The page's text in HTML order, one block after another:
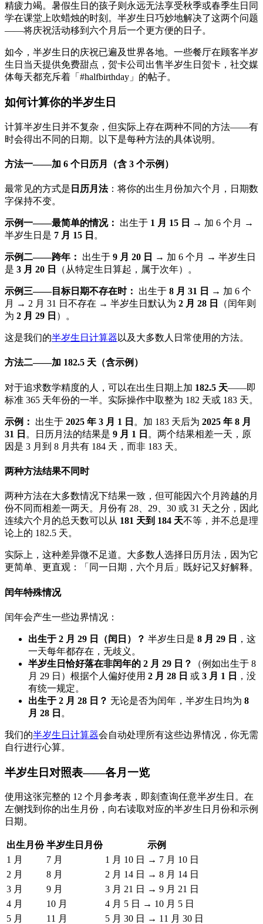
精疲力竭。暑假生日的孩子则永远无法享受秋季或春季生日同
学在课堂上吹蜡烛的时刻。半岁生日巧妙地解决了这两个问题
——将庆祝活动移到六个月后一个更方便的日子。
如今，半岁生日的庆祝已遍及世界各地。一些餐厅在顾客半岁
生日当天提供免费甜点，贺卡公司出售半岁生日贺卡，社交媒
体每天都充斥着「#halfbirthday」的帖子。
如何计算你的半岁生日
计算半岁生日并不复杂，但实际上存在两种不同的方法——有
时会得出不同的日期。以下是每种方法的具体说明。
方法一——加 6 个日历月（含 3 个示例）
最常见的方式是 日历月法：将你的出生月份加六个月，日期数
字保持不变。
示例一——最简单的情况： 出生于 1 月 15 日
→ 加 6 个月 →
半岁生日是 7 月 15 日 。
示例二——跨年： 出生于 9 月 20 日
→ 加 6 个月 → 半岁生日
是 3 月 20 日 （从特定生日算起，属于次年）。
示例三——目标日期不存在时： 出生于 8 月 31 日
→ 加 6 个
月 → 2 月 31 日不存在 → 半岁生日默认为 2 月 28 日
（闰年则
为 2 月 29 日 ）。
这是我们的半岁生日计算器 以及大多数人日常使用的方法。
方法二——加 182.5 天（含示例）
对于追求数学精度的人，可以在出生日期上加 182.5 天——即
标准 365 天年份的一半。实际操作中取整为 182 天或 183 天。
示例： 出生于 2025 年 3 月 1 日 。加 183 天后为 2025 年 8 月
31 日 。日历月法的结果是 9 月 1 日 。两个结果相差一天，原
因是 3 月到 8 月共有 184 天，而非 183 天。
两种方法结果不同时
两种方法在大多数情况下结果一致，但可能因六个月跨越的月
份不同而相差一两天。月份有 28、29、30 或 31 天之分，因此
连续六个月的总天数可以从 181 天到 184 天不等，并不总是理
论上的 182.5 天。
实际上，这种差异微不足道。大多数人选择日历月法，因为它
更简单、更直观：「同一日期，六个月后」既好记又好解释。
闰年特殊情况
闰年会产生一些边界情况：
出生于 2 月 29 日（闰日）？ 半岁生日是 8 月 29 日
，这
一天每年都存在，无歧义。
半岁生日恰好落在非闰年的 2 月 29 日？
（例如出生于 8
月 29 日）根据个人偏好使用 2 月 28 日 或 3 月 1 日
，没
有统一规定。
出生于 2 月 28 日？ 无论是否为闰年，半岁生日均为 8
月 28 日 。
我们的半岁生日计算器会自动处理所有这些边界情况，你无需
自行进行心算。
半岁生日对照表——各月一览
使用这张完整的 12 个月参考表，即刻查询任意半岁生日。在
左侧找到你的出生月份，向右读取对应的半岁生日月份和示例
日期。
出生月份 半岁生日月份
示例
1 月
7 月
1 月 10 日 → 7 月 10 日
2 月
8 月
2 月 14 日 → 8 月 14 日
3 月
9 月
3 月 21 日 → 9 月 21 日
4 月
10 月
4 月 5 日 → 10 月 5 日
5 月
11 月 5 月 30 日 → 11 月 30 日